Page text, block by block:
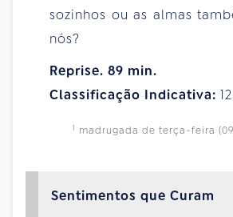
sozinhos ou as almas
nós?
Reprise. 89 min.
Classificação Indicativa:
1 madrugada de terça-feira
Sentimentos que Curam